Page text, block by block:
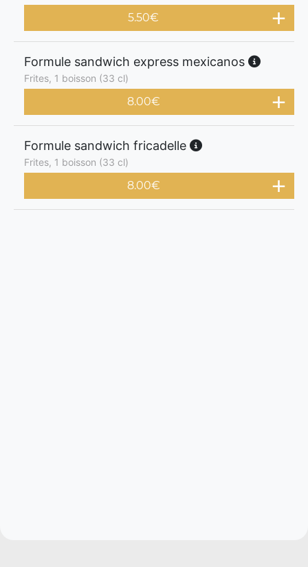
5.50€
Formule sandwich express mexicanos
Frites, 1 boisson (33 cl)
8.00€
Formule sandwich fricadelle
Frites, 1 boisson (33 cl)
8.00€